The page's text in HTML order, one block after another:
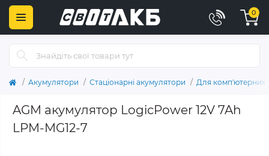
0
Акумулятори Стаціонарні акумулятори Для комп'ютерних
AGM акумулятор LogicPower 12V 7Ah
LPM-MG12-7